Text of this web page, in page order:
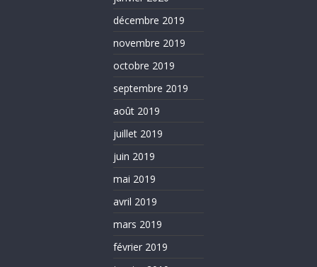
décembre 2019
novembre 2019
octobre 2019
septembre 2019
août 2019
juillet 2019
juin 2019
mai 2019
avril 2019
mars 2019
février 2019